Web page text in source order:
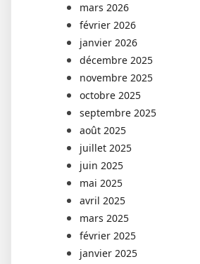
mars 2026
février 2026
janvier 2026
décembre 2025
novembre 2025
octobre 2025
septembre 2025
août 2025
juillet 2025
juin 2025
mai 2025
avril 2025
mars 2025
février 2025
janvier 2025